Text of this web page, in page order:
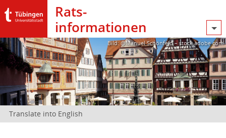
Rats­
informationen
Bild: @Manuel Schönfeld – stock.adobe.com
Translate into English